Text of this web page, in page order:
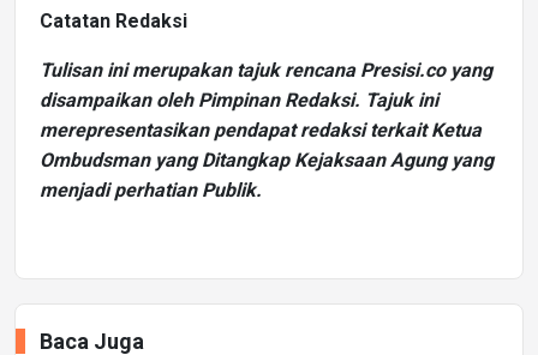
Catatan Redaksi
Tulisan ini merupakan tajuk rencana Presisi.co yang
disampaikan oleh Pimpinan Redaksi. Tajuk ini
merepresentasikan pendapat redaksi terkait Ketua
Ombudsman yang Ditangkap Kejaksaan Agung yang
menjadi perhatian Publik.
Baca Juga